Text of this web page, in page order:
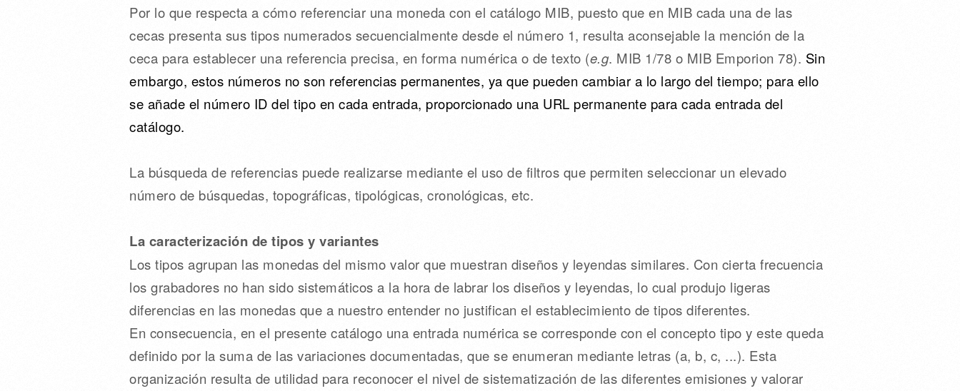
Por lo que respecta a cómo referenciar una moneda con el catálogo MIB, puesto que en MIB cada una de las
cecas presenta sus tipos numerados secuencialmente desde el número 1, resulta aconsejable la mención de la
ceca para establecer una referencia precisa, en forma numérica o de texto (e.g. MIB 1/78 o MIB Emporion 78). Sin
embargo, estos números no son referencias permanentes, ya que pueden cambiar a lo largo del tiempo; para ello
se añade el número ID del tipo en cada entrada, proporcionado una URL permanente para cada entrada del
catálogo.
La búsqueda de referencias puede realizarse mediante el uso de filtros que permiten seleccionar un elevado
número de búsquedas, topográficas, tipológicas, cronológicas, etc.
La caracterización de tipos y variantes
Los tipos agrupan las monedas del mismo valor que muestran diseños y leyendas similares. Con cierta frecuencia
los grabadores no han sido sistemáticos a la hora de labrar los diseños y leyendas, lo cual produjo ligeras
diferencias en las monedas que a nuestro entender no justifican el establecimiento de tipos diferentes.
En consecuencia, en el presente catálogo una entrada numérica se corresponde con el concepto tipo y este queda
definido por la suma de las variaciones documentadas, que se enumeran mediante letras (a, b, c, ...). Esta
organización resulta de utilidad para reconocer el nivel de sistematización de las diferentes emisiones y valorar